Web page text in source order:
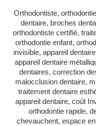
RÉGIONS▼
ZONE DENTISTE▼
Orthodontiste,
dentaire, broches
orthodontiste certifié,
orthodontie enfant,
invisible, appareil
appareil dentaire
dentaires, correction
malocclusion dentaire,
traitement dentaire
appareil dentaire, coût
orthodontie rapide,
chevauchent, espace